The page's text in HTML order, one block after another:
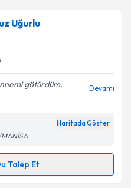
Uğurlu
götürdüm.
Devamı
Haritada Göster
MANİSA
Talep Et